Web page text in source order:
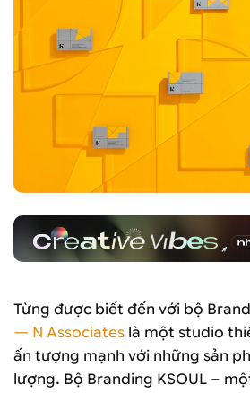
Từng được biết đến với bộ
— N Associates là một studio
ấn tượng mạnh với những sản
lượng. Bộ Branding KSOUL –